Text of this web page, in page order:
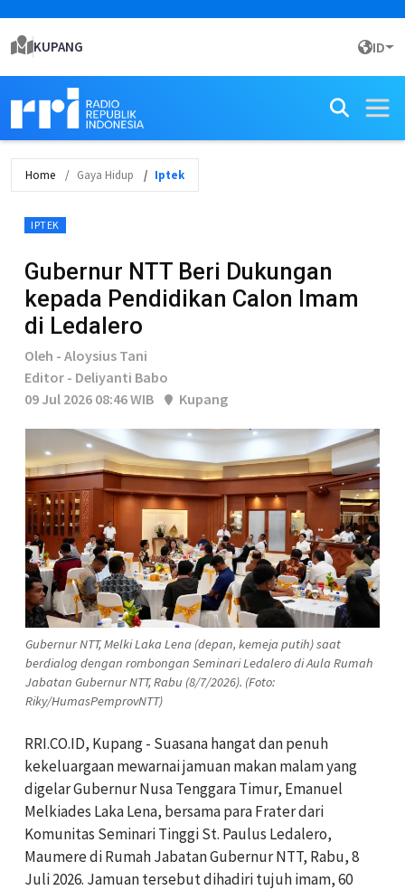
KUPANG ID
Home Gaya Hidup Iptek
IPTEK
Gubernur NTT Beri Dukungan
kepada Pendidikan Calon Imam
di Ledalero
Oleh - Aloysius Tani
Editor - Deliyanti Babo
09 Jul 2026 08:46 WIB
Kupang
Gubernur NTT, Melki Laka Lena (depan, kemeja putih) saat
berdialog dengan rombongan Seminari Ledalero di Aula Rumah
Jabatan Gubernur NTT, Rabu (8/7/2026). (Foto:
Riky/HumasPemprovNTT)
RRI.CO.ID, Kupang - Suasana hangat dan penuh
kekeluargaan mewarnai jamuan makan malam yang
digelar Gubernur Nusa Tenggara Timur, Emanuel
Melkiades Laka Lena, bersama para Frater dari
Komunitas Seminari Tinggi St. Paulus Ledalero,
Maumere di Rumah Jabatan Gubernur NTT, Rabu, 8
Juli 2026. Jamuan tersebut dihadiri tujuh imam, 60